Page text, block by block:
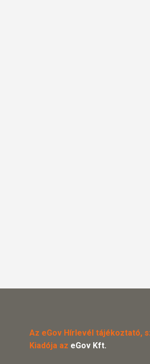
Az eGov Hírlevél tájékoztató,
Kiadója az eGov Kft.